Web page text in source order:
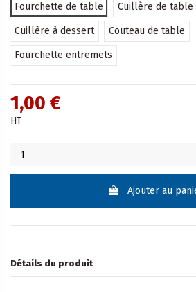
Fourchette de table
Cuillère de table
Cuillère à dessert Couteau de table
Fourchette entremets
1,00 €
HT
Ajouter au
Détails du produit